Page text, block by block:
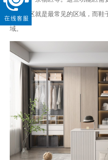
如叠放区就是最常见的区域，而
域。